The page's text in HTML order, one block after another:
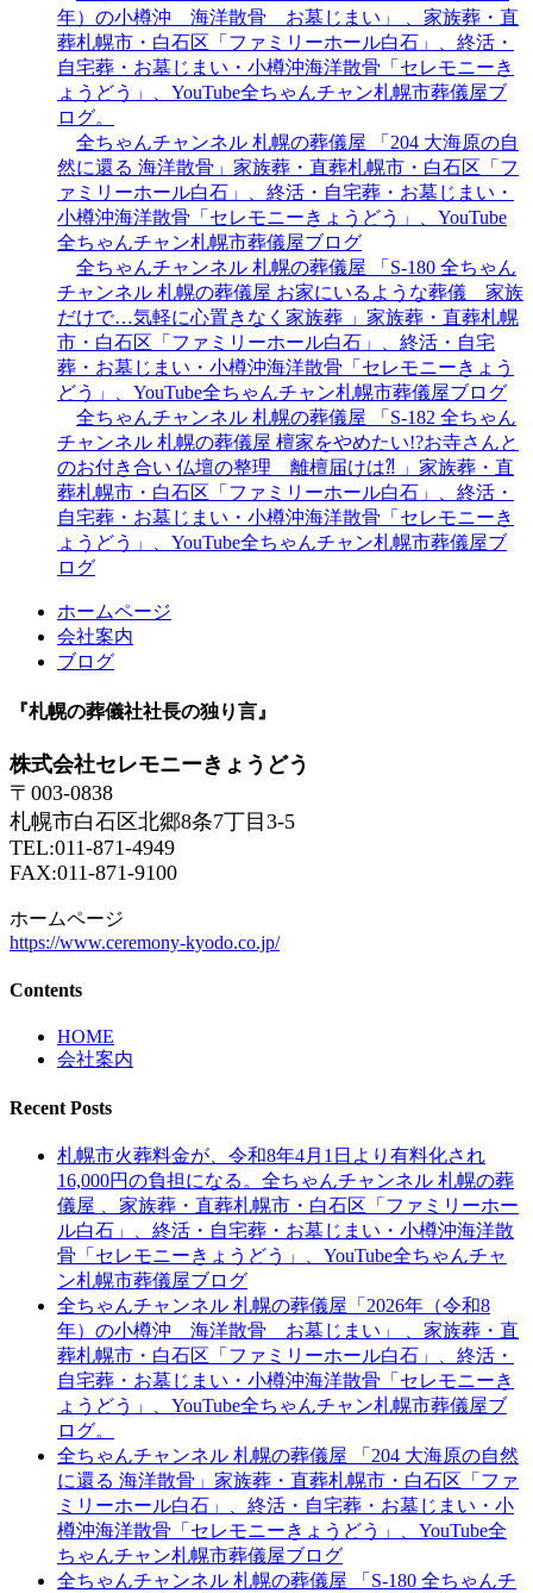
年）の小樽沖 海洋散骨 お墓じまい」 、家族葬・直
葬札幌市・白石区「ファミリーホール白石」、終活・
自宅葬・お墓じまい・小樽沖海洋散骨「セレモニーき
ょうどう」、YouTube全ちゃんチャン札幌市葬儀屋ブ
ログ。
全ちゃんチャンネル 札幌の葬儀屋 「204 大海原の自
然に還る 海洋散骨」家族葬・直葬札幌市・白石区「フ
ァミリーホール白石」、終活・自宅葬・お墓じまい・
小樽沖海洋散骨「セレモニーきょうどう」、YouTube
全ちゃんチャン札幌市葬儀屋ブログ
全ちゃんチャンネル 札幌の葬儀屋 「S-180 全ちゃん
チャンネル 札幌の葬儀屋 お家にいるような葬儀 家族
だけで…気軽に心置きなく家族葬 」家族葬・直葬札幌
市・白石区「ファミリーホール白石」、終活・自宅
葬・お墓じまい・小樽沖海洋散骨「セレモニーきょう
どう」、YouTube全ちゃんチャン札幌市葬儀屋ブログ
全ちゃんチャンネル 札幌の葬儀屋 「S-182 全ちゃん
チャンネル 札幌の葬儀屋 檀家をやめたい!?お寺さんと
のお付き合い 仏壇の整理 離檀届けは⁈ 」家族葬・直
葬札幌市・白石区「ファミリーホール白石」、終活・
自宅葬・お墓じまい・小樽沖海洋散骨「セレモニーき
ょうどう」、YouTube全ちゃんチャン札幌市葬儀屋ブ
ログ
ホームページ
会社案内
ブログ
『札幌の葬儀社社長の独り言』
株式会社セレモニーきょうどう
〒003-0838
札幌市白石区北郷8条7丁目3-5
TEL:011-871-4949
FAX:011-871-9100
ホームページ
https://www.ceremony-kyodo.co.jp/
Contents
HOME
会社案内
Recent Posts
札幌市火葬料金が、令和8年4月1日より有料化され
16,000円の負担になる。全ちゃんチャンネル 札幌の葬
儀屋 、家族葬・直葬札幌市・白石区「ファミリーホー
ル白石」、終活・自宅葬・お墓じまい・小樽沖海洋散
骨「セレモニーきょうどう」、YouTube全ちゃんチャ
ン札幌市葬儀屋ブログ
全ちゃんチャンネル 札幌の葬儀屋「2026年（令和8
年）の小樽沖 海洋散骨 お墓じまい」 、家族葬・直
葬札幌市・白石区「ファミリーホール白石」、終活・
自宅葬・お墓じまい・小樽沖海洋散骨「セレモニーき
ょうどう」、YouTube全ちゃんチャン札幌市葬儀屋ブ
ログ。
全ちゃんチャンネル 札幌の葬儀屋 「204 大海原の自然
に還る 海洋散骨」家族葬・直葬札幌市・白石区「ファ
ミリーホール白石」、終活・自宅葬・お墓じまい・小
樽沖海洋散骨「セレモニーきょうどう」、YouTube全
ちゃんチャン札幌市葬儀屋ブログ
全ちゃんチャンネル 札幌の葬儀屋 「S-180 全ちゃんチ